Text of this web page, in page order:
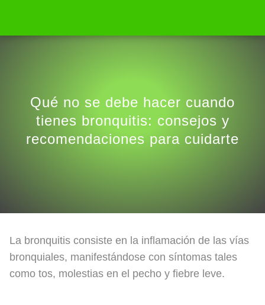
Qué no se debe hacer cuando
tienes bronquitis: consejos y
recomendaciones para cuidarte
La bronquitis consiste en la inflamación de las vías
bronquiales, manifestándose con síntomas tales
como tos, molestias en el pecho y fiebre leve.